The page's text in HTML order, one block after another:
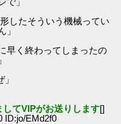
したそういう機械ってい
」
早く終わってしまったの
してVIPがお送りします[]
ID:jo/EMd2f0